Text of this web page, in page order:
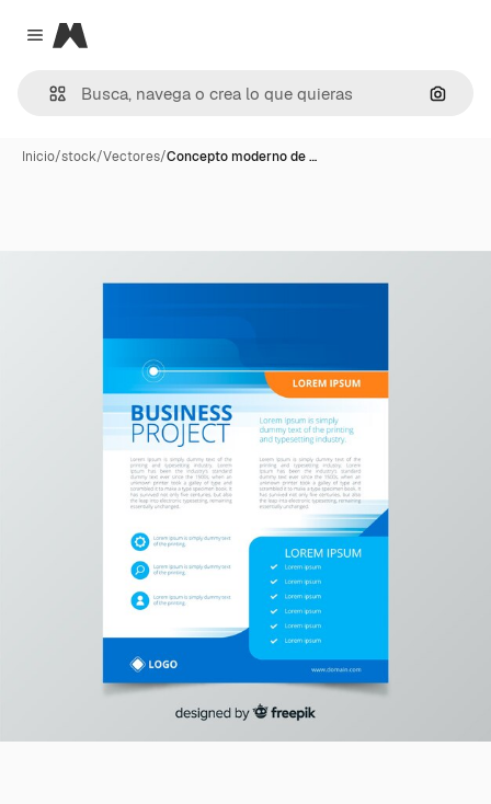
Close menu
Magnific
Inicio/stock/Vectores/Concepto moderno de …